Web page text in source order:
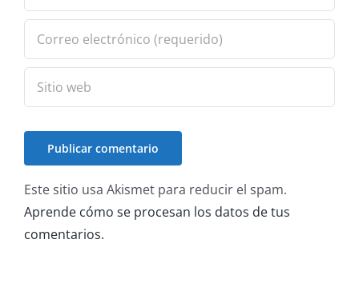
Este sitio usa Akismet para reducir el spam.
Aprende cómo se procesan los datos de tus
comentarios.